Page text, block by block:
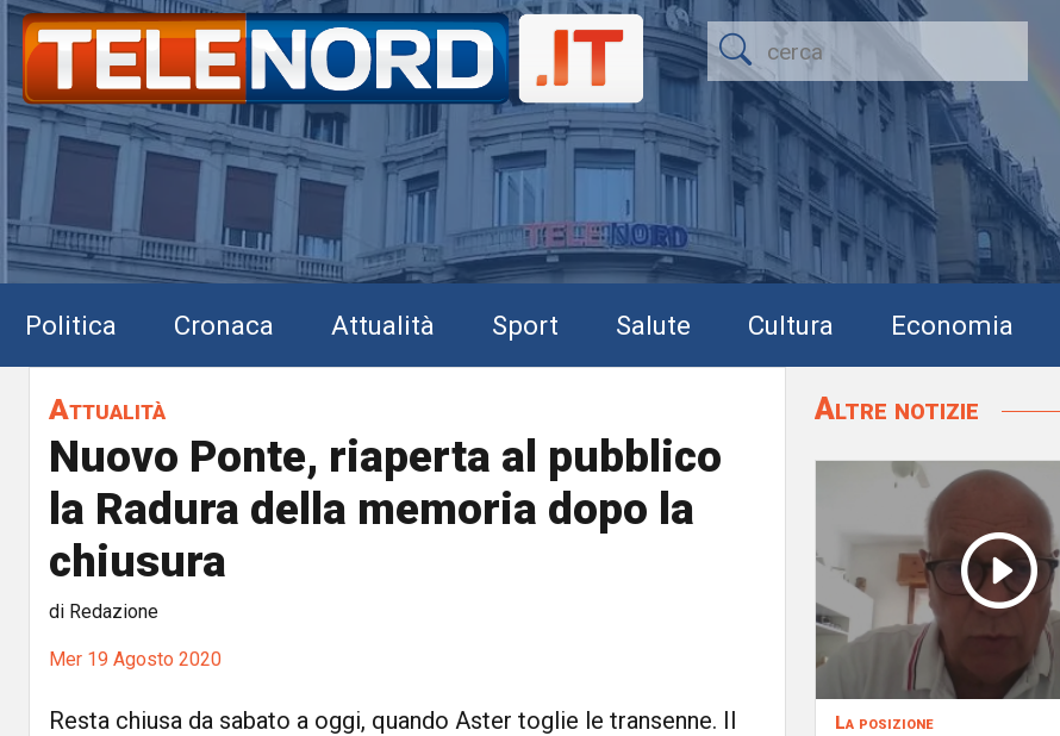
Politica Cronaca Attualità Sport Salute Cultura Economia
Attualità
Nuovo Ponte, riaperta al pubblico
la Radura della memoria dopo la
chiusura
di Redazione
Mer 19 Agosto 2020
Resta chiusa da sabato a oggi, quando Aster toglie le transenne. Il
Altre notizie
La posizione